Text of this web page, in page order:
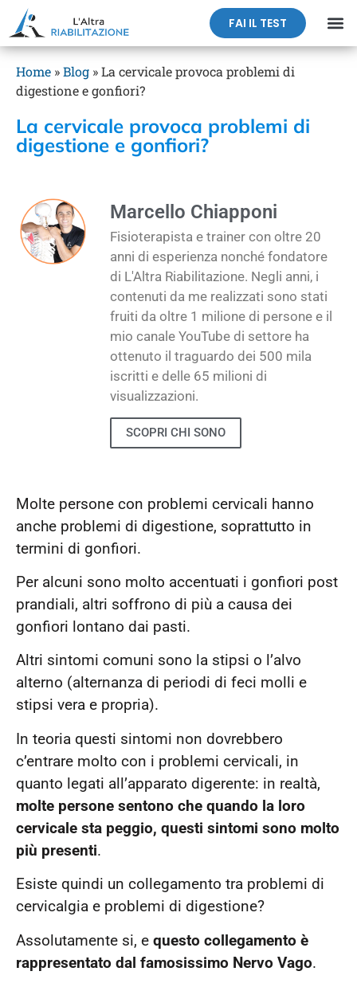
FAI IL TEST
Home »Blog »La cervicale provoca problemi di
digestione e gonfiori?
La cervicale provoca problemi di
digestione e gonfiori?
Marcello Chiapponi
Fisioterapista e trainer con oltre 20
anni di esperienza nonché fondatore
di L'Altra Riabilitazione. Negli anni, i
contenuti da me realizzati sono stati
fruiti da oltre 1 milione di persone e il
mio canale YouTube di settore ha
ottenuto il traguardo dei 500 mila
iscritti e delle 65 milioni di
visualizzazioni.
SCOPRI CHI SONO
Molte persone con problemi cervicali hanno
anche problemi di digestione, soprattutto in
termini di gonfiori.
Per alcuni sono molto accentuati i gonfiori post
prandiali, altri soffrono di più a causa dei
gonfiori lontano dai pasti.
Altri sintomi comuni sono la stipsi o l’alvo
alterno (alternanza di periodi di feci molli e
stipsi vera e propria).
In teoria questi sintomi non dovrebbero
c’entrare molto con i problemi cervicali, in
quanto legati all’apparato digerente: in realtà,
molte persone sentono che quando la loro
cervicale sta peggio, questi sintomi sono molto
più presenti.
Esiste quindi un collegamento tra problemi di
cervicalgia e problemi di digestione?
Assolutamente si, e questo collegamento è
rappresentato dal famosissimo Nervo Vago.